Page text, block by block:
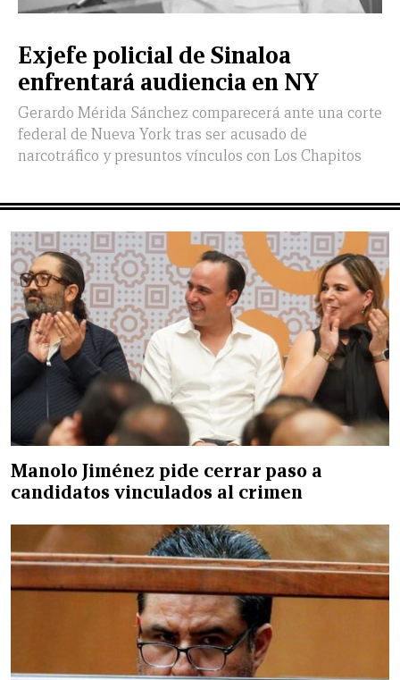
LEÓN
DE
VIDA
Exjefe policial de Sinaloa
enfrentará audiencia en NY
Gerardo Mérida Sánchez comparecerá ante una corte
federal de Nueva York tras ser acusado de
narcotráfico y presuntos vínculos con Los Chapitos
Manolo Jiménez pide cerrar paso a
candidatos vinculados al crimen